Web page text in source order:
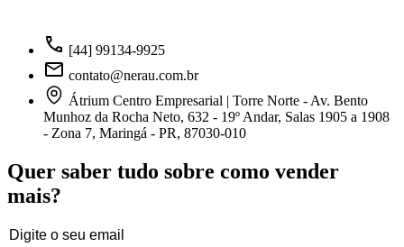
[44] 99134-9925
contato@nerau.com.br
Átrium Centro Empresarial | Torre Norte - Av. Bento
Munhoz da Rocha Neto, 632 - 19º Andar, Salas 1905 a 1908
- Zona 7, Maringá - PR, 87030-010
Quer saber tudo sobre como vender
mais?